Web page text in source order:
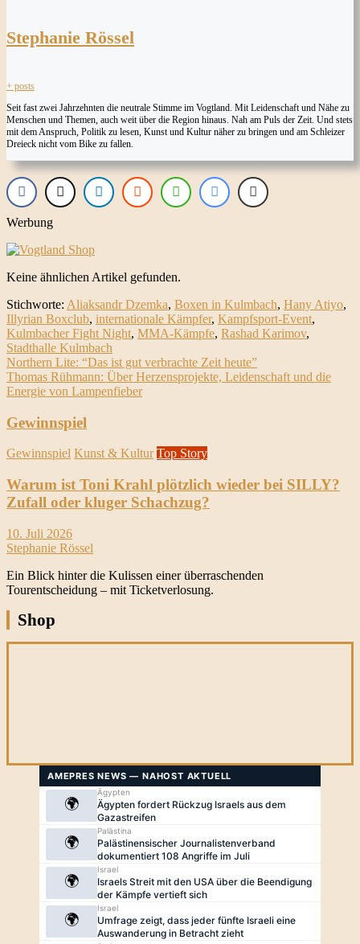
Stephanie Rössel
+ posts
Seit fast zwei Jahrzehnten die neutrale Stimme im Vogtland. Mit Leidenschaft und Nähe zu
Menschen und Themen, auch weit über die Region hinaus. Nah am Puls der Zeit. Und stets
mit dem Anspruch, Politik zu lesen, Kunst und Kultur näher zu bringen und am Schleizer
Dreieck nicht vom Bike zu fallen.
Werbung
Keine ähnlichen Artikel gefunden.
Stichworte: Aliaksandr Dzemka, Boxen in Kulmbach, Hany Atiyo,
Illyrian Boxclub, internationale Kämpfer, Kampfsport-Event,
Kulmbacher Fight Night, MMA-Kämpfe, Rashad Karimov,
Stadthalle Kulmbach
Beitrags-
Navigation
Northern Lite: “Das ist gut verbrachte Zeit heute”
Thomas Rühmann: Über Herzensprojekte, Leidenschaft und die
Energie von Lampenfieber
Gewinnspiel
Gewinnspiel Kunst & Kultur Top Story
Warum ist Toni Krahl plötzlich wieder bei SILLY?
Zufall oder kluger Schachzug?
10. Juli 2026
Stephanie Rössel
Ein Blick hinter die Kulissen einer überraschenden
Tourentscheidung – mit Ticketverlosung.
Shop